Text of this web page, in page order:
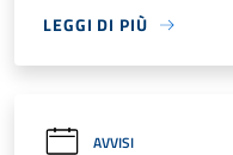
LEGGI DI PIÙ
AVVISI